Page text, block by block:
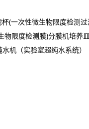
(一次性微生物限度检测过
物限度检测膜)分膜机培养
机（实验室超纯水系统）